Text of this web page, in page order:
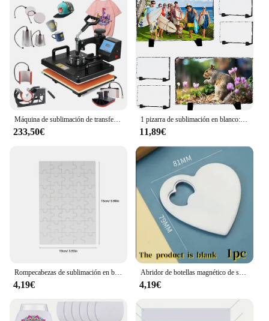
Máquina de sublimación de transferencia, Combo de prensa de calor, 8 en 1, para tapa, taza, placa, camiseta, etc.
233,50€
1 pizarra de sublimación en blanco: exhibición de prensa térmica rectangular personalizada con soporte, cinta térmica y placa de piedra
11,89€
Rompecabezas de sublimación en blanco, piezas de rompecabezas en blanco, manualidades, 5 Juegos
4,19€
Abridor de botellas magnético de sublimación, imán adsorbable portátil en forma de corazón en blanco, abridor de botellas para refrigerador, recuerdo de boda, 1 ud.
4,19€